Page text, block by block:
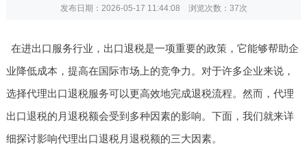
发布日期：2026-05-17 11:44:08 浏览次数： 37次
在进出口服务行业，出口退税是一项重要的政策，它能够帮助企
业降低成本，提高在国际市场上的竞争力。对于许多企业来说，
选择代理出口退税服务可以更高效地完成退税流程。然而，代理
出口退税的月退税额会受到多种因素的影响。下面，我们就来详
细探讨影响代理出口退税月退税额的三大因素。